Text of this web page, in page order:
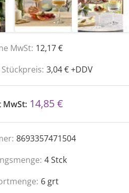
MwSt: 12,17 €
3,04 € +DDV
MwSt: 14,85 €
8693357471504
4Stck
6 grt